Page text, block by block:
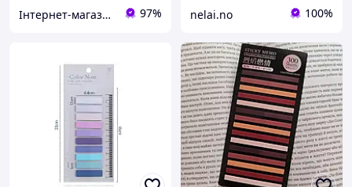
Інтернет-магазин "Luck-Lak" 97% nelai.no 100%